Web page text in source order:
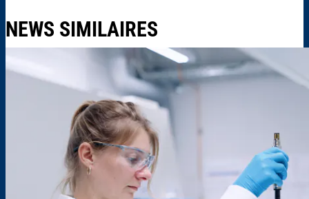
NEWS SIMILAIRES